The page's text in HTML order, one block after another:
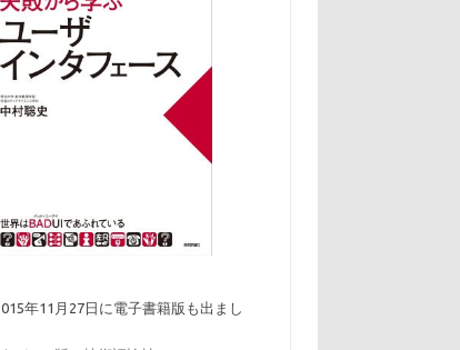
年11月27日に電子書籍版も出まし